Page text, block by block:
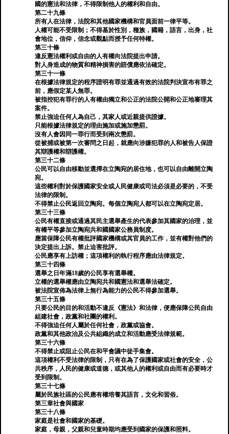
國的憲法和法律，不得限制他人的權利和自由。
第二十九條
所有人在法律，法院和其他國家機構和官員面前一律平等。
人權可能不受限制；不得基於性別，種族，國籍，語言，出身，社
會地位，信仰，信念或觀點而授予任何特權。
第三十條
違反憲法權利或自由的人有權向法院提出申請。
對人身造成的物質和精神損害的賠償應依法確定。
第三十一條
在根據法律規定的程序證明有罪並通過有效的法院判決宣布有罪之
前，應假定某人無罪。
被指控犯有罪行的人有權由獨立和公正的法院公開和公正地審理其
案件。
禁止強迫任何人為自己，其家人或近親提供證據。
只能根據法律規定的理由施加或施加懲罰。
沒有人會因同一罪行而受到兩次懲罰。
從被捕或被第一次審問之日起，就應向涉嫌犯罪的人和被告人保證
其辯護權和辯護權。
第三十二條
公民可以自由移動並選擇在立陶宛的居住地，也可以自由離開立陶
宛。
這些權利對於保護國家安全或人民健康或司法必須是必要的，不受
法律的限制。
不得禁止公民返回立陶宛。每個立陶宛人都可以在立陶宛定居。
第三十三條
公民有權直接或通過其民主選舉產生的代表參加其國家的治理，並
有權平等參加立陶宛共和國國家公務員制度。
應當保障公民有權批評國家機構或其官員的工作，並有權對他們的
決定提出上訴。禁止迫害批評。
公民應享有上訪權；這項權利的執行程序應由法律規定。
第三十四條
選舉之日年滿18歲的公民享有選舉權。
立權的選舉權應由立陶宛共和國憲法和選舉法確定。
被法院宣佈為法律上無行為能力的公民不得參加選舉。
第三十五條
只要公民的目的和活動不違反《憲法》和法律，便應保障公民自由
組建社會，政黨和社團的權利。
不得強迫任何人屬於任何社會，政黨或協會。
政黨和其他政治及公共組織的成立和活動應受法律規範。
第三十六條
不得禁止或阻止公民在和平會議中徒手集會。
這項權利不受法律的限制，只有在為了保護國家或社會的安全，公
共秩序，人民的健康或道德，或其他人的權利或自由而有必要時才
受到限制。
第三十七條
屬於民族社區的公民應有權培養其語言，文化和習俗。
第三章社會與國家
第三十八條
家庭是社會和國家的基礎。
家庭，母親，父親和兒童時期均應受到國家的保護和照料。